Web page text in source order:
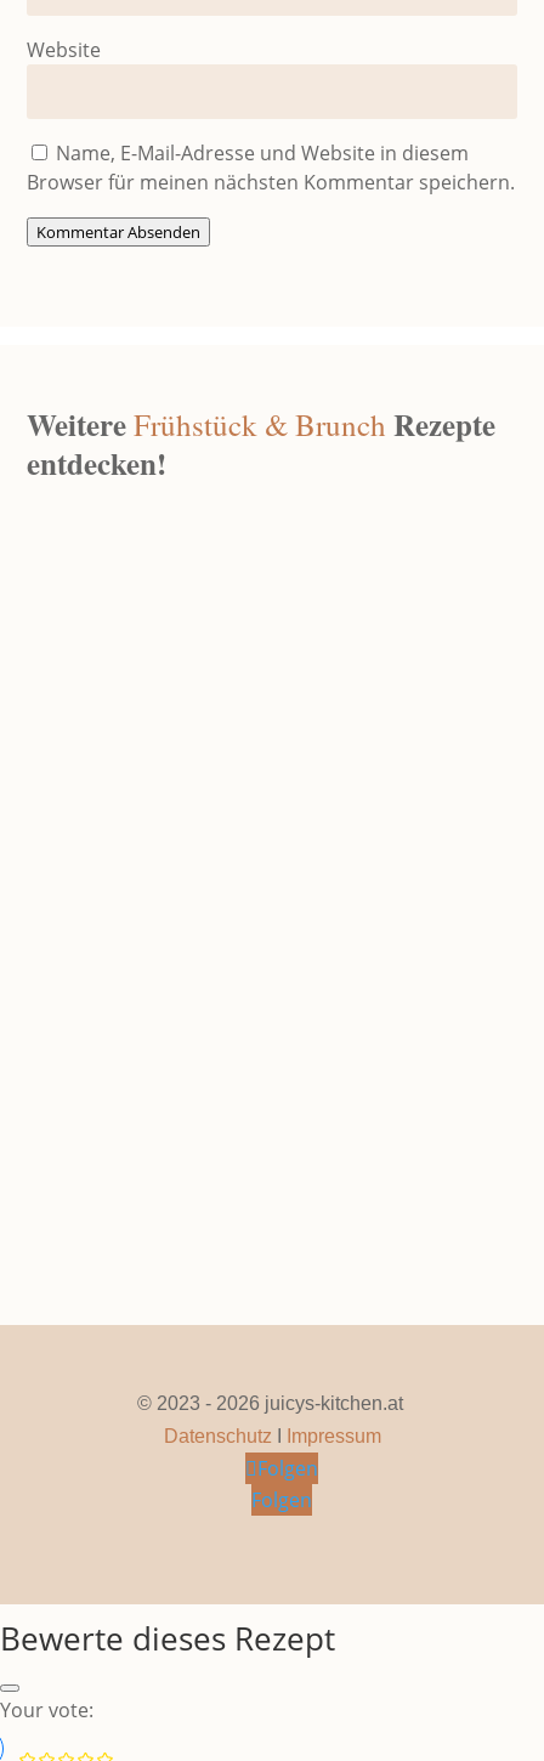
Website
Name, E-Mail-Adresse und Website in diesem
Browser für meinen nächsten Kommentar speichern.
Kommentar Absenden
WeitereFrühstück & Brunch Rezepte
entdecken!
© 2023 - 2026 juicys-kitchen.at
Datenschutz
Impressum
Folgen
Folgen
Bewerte dieses Rezept
Your vote: